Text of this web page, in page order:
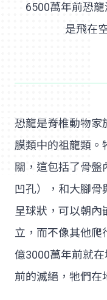
6500萬年前恐
是飛在
恐龍是脊椎動物家
膜類中的祖龍類。
關，這包括了骨
凹孔），和大腳骨
呈球狀，可以朝內
立，而不像其他爬
億3000萬年前就
前的滅絕，牠們在